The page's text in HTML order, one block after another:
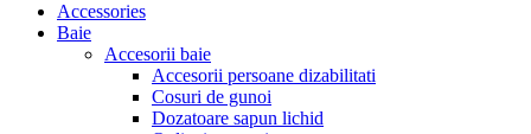
Accessories
Baie
Accesorii baie
Accesorii persoane dizabilitati
Cosuri de gunoi
Dozatoare sapun lichid